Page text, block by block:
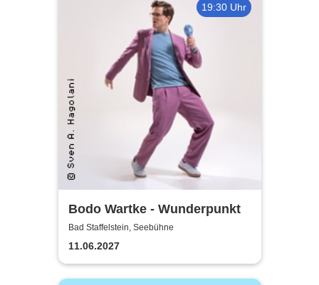
19:30 Uhr
Bodo Wartke - Wunderpunkt
Bad Staffelstein, Seebühne
11.06.2027